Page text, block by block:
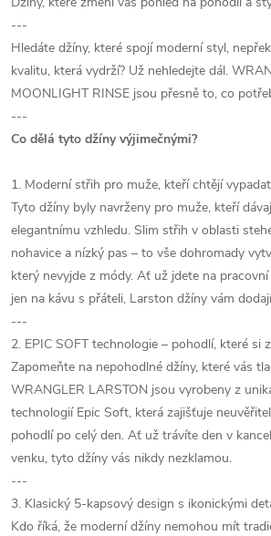
---
Hledáte džíny, které spojí moderní styl,
kvalitu, která vydrží? Už nehledejte dál.
MOONLIGHT RINSE jsou přesně to, co
---
Co dělá tyto džíny výjimečnými?
1. Moderní střih pro muže, kteří chtějí
Tyto džíny byly navrženy pro muže, kteří
elegantnímu vzhledu. Slim střih v oblasti
nohavice a nízký pas – to vše dohromady
který nevyjde z módy. Ať už jdete na
jen na kávu s přáteli, Larston džíny vám
---
2. EPIC SOFT technologie – pohodlí, které si
Zapomeňte na nepohodlné džíny, které vás
WRANGLER LARSTON jsou vyrobeny z
technologií Epic Soft, která zajišťuje
pohodlí po celý den. Ať už trávíte den v
venku, tyto džíny vás nikdy nezklamou.
---
3. Klasický 5-kapsový design s ikonickými
Kdo říká, že moderní džíny nemohou mít